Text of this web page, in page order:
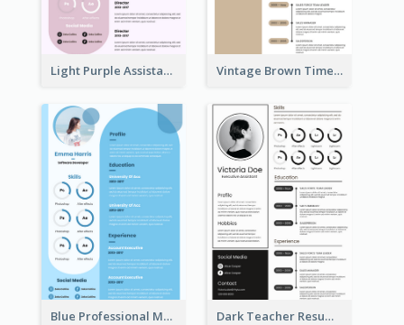
Light Purple Assistant Resume Vintage Brown Timeline Resume
Blue Professional Marketing Resume Dark Teacher Resume